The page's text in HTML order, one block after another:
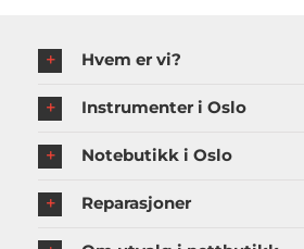
Hvem er vi?
Instrumenter i Oslo
Notebutikk i Oslo
Reparasjoner